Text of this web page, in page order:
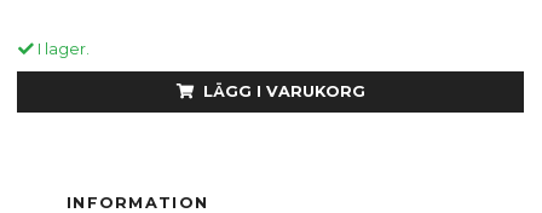
I lager.
LÄGG I VARUKORG
INFORMATION